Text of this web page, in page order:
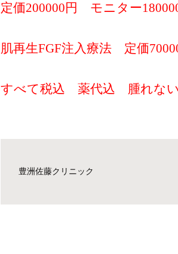
定価200000円 モニター
肌再生FGF注入療法 定価
すべて税込 薬代込 腫れな
豊洲佐藤クリニック